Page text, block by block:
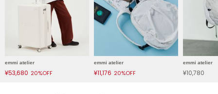
MICHU COQUETTE
ミチュ コケット
ミースロエ
miies miim
ミーエスミーム
emmi atelier
¥53,680 20%OFF
emmi atelier
¥11,176 20%OFF
emmi atelier
¥10,780